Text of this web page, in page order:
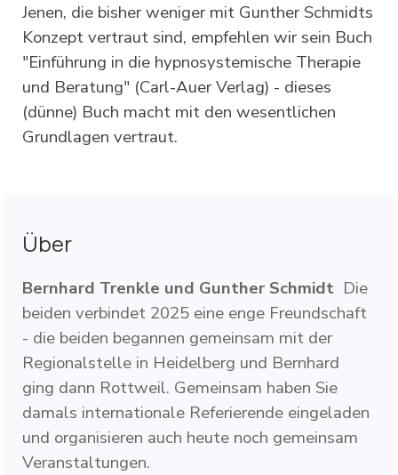
Jenen, die bisher weniger mit Gunther Schmidts
Konzept vertraut sind, empfehlen wir sein Buch
"Einführung in die hypnosystemische Therapie
und Beratung" (Carl-Auer Verlag) - dieses
(dünne) Buch macht mit den wesentlichen
Grundlagen vertraut.
Über
Bernhard Trenkle und Gunther Schmidt Die
beiden verbindet 2025 eine enge Freundschaft
- die beiden begannen gemeinsam mit der
Regionalstelle in Heidelberg und Bernhard
ging dann Rottweil. Gemeinsam haben Sie
damals internationale Referierende eingeladen
und organisieren auch heute noch gemeinsam
Veranstaltungen.